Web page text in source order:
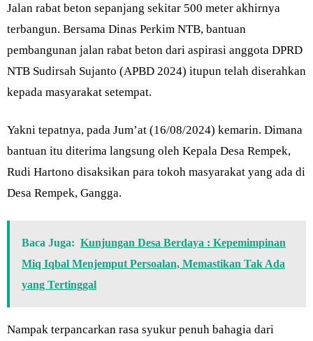
Jalan rabat beton sepanjang sekitar 500 meter akhirnya
terbangun. Bersama Dinas Perkim NTB, bantuan
pembangunan jalan rabat beton dari aspirasi anggota DPRD
NTB Sudirsah Sujanto (APBD 2024) itupun telah diserahkan
kepada masyarakat setempat.
Yakni tepatnya, pada Jum’at (16/08/2024) kemarin. Dimana
bantuan itu diterima langsung oleh Kepala Desa Rempek,
Rudi Hartono disaksikan para tokoh masyarakat yang ada di
Desa Rempek, Gangga.
Baca Juga: Kunjungan Desa Berdaya : Kepemimpinan
Miq Iqbal Menjemput Persoalan, Memastikan Tak Ada
yang Tertinggal
Nampak terpancarkan rasa syukur penuh bahagia dari